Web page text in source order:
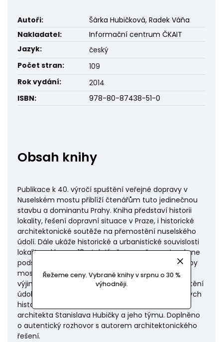
Řežeme ceny. Vybrané knihy v srpnu o 30 %
výhodněji.
Autoři:
Šárka Hubičková, Radek Váňa
Nakladatel:
Informační centrum ČKAIT
Jazyk:
český
Počet stran:
109
Rok vydání:
2014
ISBN:
978-80-87438-51-0
Obsah knihy
Publikace k 40. výročí spuštění veřejné dopravy v
Nuselském mostu přiblíží čtenářům tuto jedinečnou
stavbu a dominantu Prahy. Kniha představí historii
lokality, řešení dopravní situace v Praze, i historické
architektonické soutěže na přemostění nuselského
údolí. Dále ukáže historické a urbanistické souvislosti
lokality od konce 18. století až po současnost a shrne
podstatné momenty navrhování a realizace stavby
mostu. Kapitoly z historie doplňují podrobný popis
výjimečně náročné stavby a celé geneze přemostění
údolí. Další část pak na dosud nikde nepublikovaných
historických materiálech představí koncept
architekta Stanislava Hubičky a jeho týmu. Doplněno
o autentický rozhovor s autorem architektonického
řešení.